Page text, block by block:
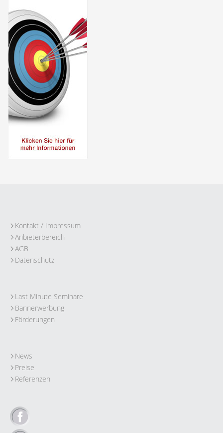
Kontakt / Impressum
Anbieterbereich
AGB
Datenschutz
Last Minute Seminare
Bannerwerbung
Förderungen
News
Preise
Referenzen